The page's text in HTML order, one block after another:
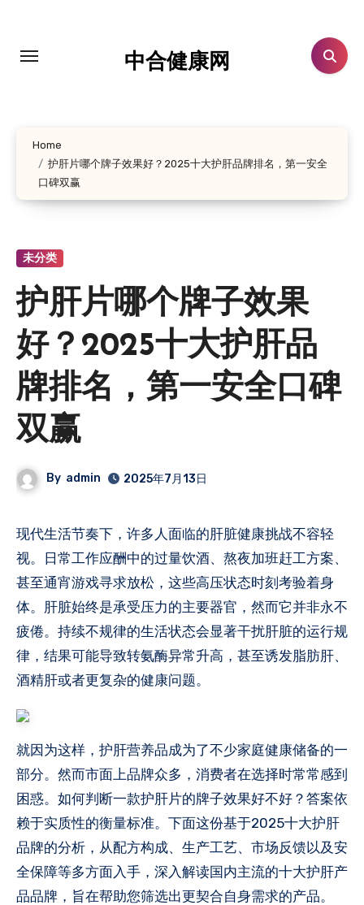
中合健康网
Home
护肝片哪个牌子效果好？2025十大护肝品牌排名，第一安全
口碑双赢
未分类
护肝片哪个牌子效果
好？2025十大护肝品
牌排名，第一安全口碑
双赢
By admin 2025年7月13日
现代生活节奏下，许多人面临的肝脏健康挑战不容轻
视。日常工作应酬中的过量饮酒、熬夜加班赶工方案、
甚至通宵游戏寻求放松，这些高压状态时刻考验着身
体。肝脏始终是承受压力的主要器官，然而它并非永不
疲倦。持续不规律的生活状态会显著干扰肝脏的运行规
律，结果可能导致转氨酶异常升高，甚至诱发脂肪肝、
酒精肝或者更复杂的健康问题。
就因为这样，护肝营养品成为了不少家庭健康储备的一
部分。然而市面上品牌众多，消费者在选择时常常感到
困惑。如何判断一款护肝片的牌子效果好不好？答案依
赖于实质性的衡量标准。下面这份基于2025十大护肝
品牌的分析，从配方构成、生产工艺、市场反馈以及安
全保障等多方面入手，深入解读国内主流的十大护肝产
品品牌，旨在帮助您筛选出更契合自身需求的产品。